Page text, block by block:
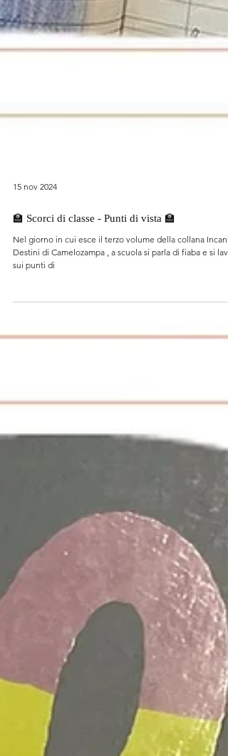
🏫 Scorci di classe - Punti di vista 🏫